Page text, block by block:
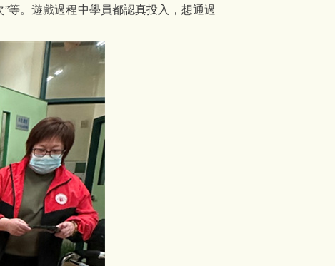
等。遊戲過程中學員都認真投入，想通過